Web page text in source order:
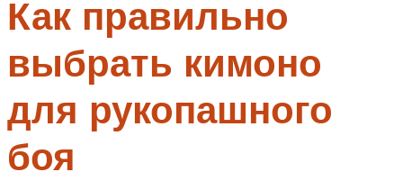
Аксессуары
Меню
Как правильно
выбрать кимоно
для рукопашного
боя